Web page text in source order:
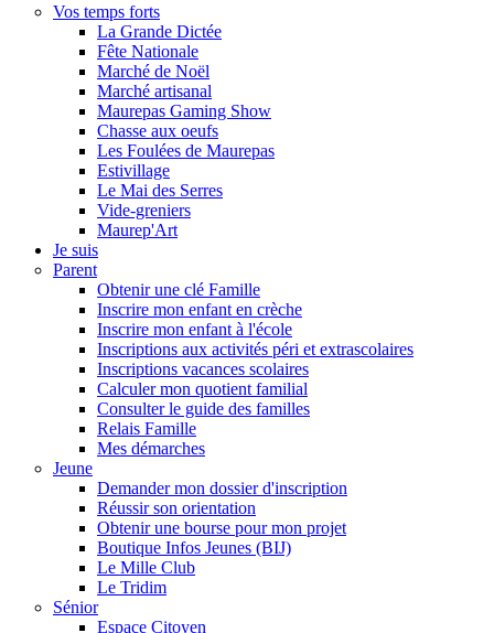
Vos temps forts
La Grande Dictée
Fête Nationale
Marché de Noël
Marché artisanal
Maurepas Gaming Show
Chasse aux oeufs
Les Foulées de Maurepas
Estivillage
Le Mai des Serres
Vide-greniers
Maurep'Art
Je suis
Parent
Obtenir une clé Famille
Inscrire mon enfant en crèche
Inscrire mon enfant à l'école
Inscriptions aux activités péri et extrascolaires
Inscriptions vacances scolaires
Calculer mon quotient familial
Consulter le guide des familles
Relais Famille
Mes démarches
Jeune
Demander mon dossier d'inscription
Réussir son orientation
Obtenir une bourse pour mon projet
Boutique Infos Jeunes (BIJ)
Le Mille Club
Le Tridim
Sénior
Espace Citoyen